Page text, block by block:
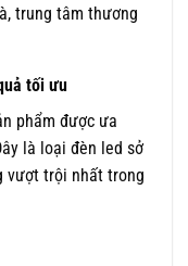
trung tâm thương
tối ưu
phẩm được ưa
là loại đèn led sở
vượt trội nhất trong